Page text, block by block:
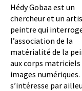
Hédy Gobaa est un
chercheur et un
peintre qui
l’association de la
matérialité de la
aux corps matriciels
images numériques.
s’intéresse par